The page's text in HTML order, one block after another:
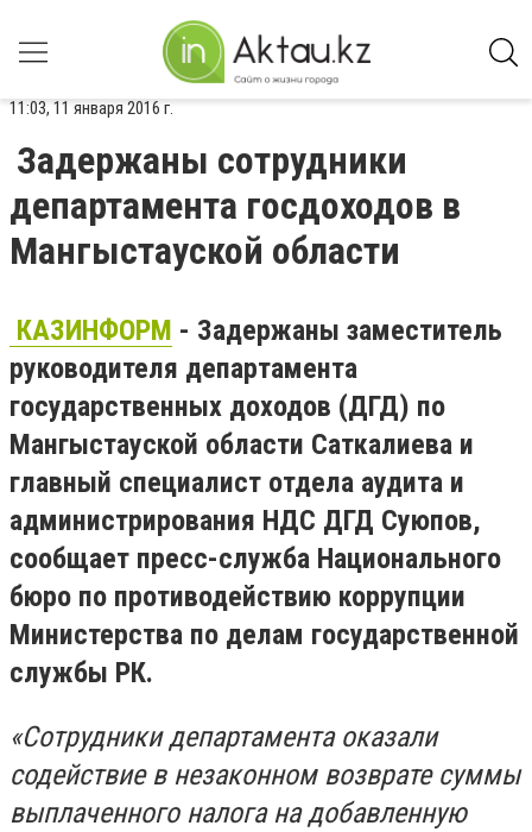
11:03, 11 января 2016 г.
Задержаны сотрудники
департамента госдоходов в
Мангыстауской области
КАЗИНФОРМ - Задержаны заместитель
руководителя департамента
государственных доходов (ДГД) по
Мангыстауской области Саткалиева и
главный специалист отдела аудита и
администрирования НДС ДГД Суюпов,
сообщает пресс-служба Национального
бюро по противодействию коррупции
Министерства по делам государственной
службы РК.
«Сотрудники департамента оказали
содействие в незаконном возврате суммы
выплаченного налога на добавленную